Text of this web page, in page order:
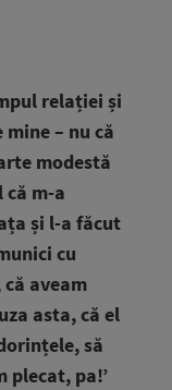
relației și
– nu că
modestă
că m-a
și l-a făcut
cu
aveam
asta, că el
să
plecat, pa!’